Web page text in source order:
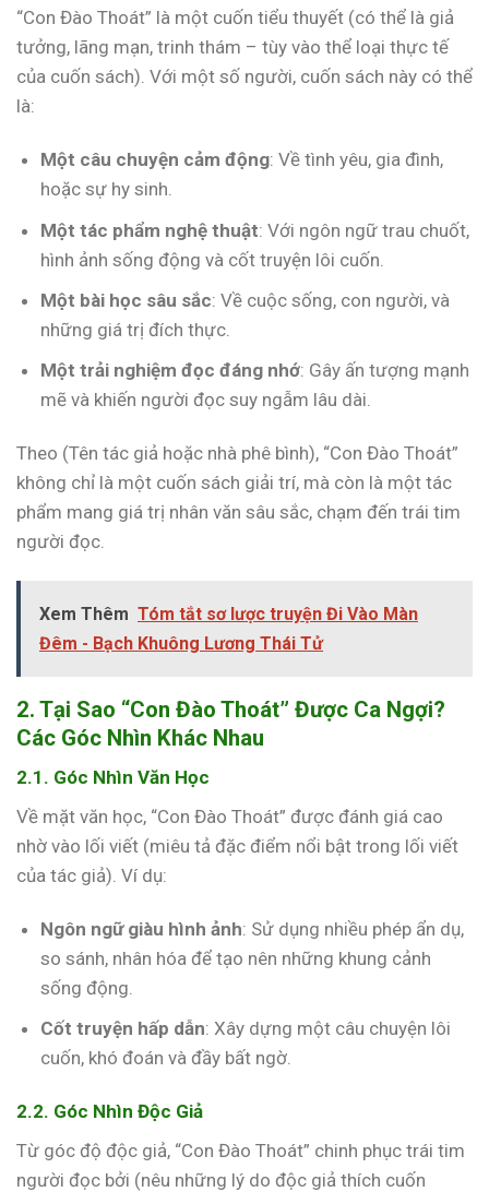
“Con Đào Thoát” là một cuốn tiểu thuyết (có thể là giả
tưởng, lãng mạn, trinh thám – tùy vào thể loại thực tế
của cuốn sách). Với một số người, cuốn sách này có thể
là:
Một câu chuyện cảm động: Về tình yêu, gia đình,
hoặc sự hy sinh.
Một tác phẩm nghệ thuật: Với ngôn ngữ trau chuốt,
hình ảnh sống động và cốt truyện lôi cuốn.
Một bài học sâu sắc: Về cuộc sống, con người, và
những giá trị đích thực.
Một trải nghiệm đọc đáng nhớ: Gây ấn tượng mạnh
mẽ và khiến người đọc suy ngẫm lâu dài.
Theo (Tên tác giả hoặc nhà phê bình), “Con Đào Thoát”
không chỉ là một cuốn sách giải trí, mà còn là một tác
phẩm mang giá trị nhân văn sâu sắc, chạm đến trái tim
người đọc.
Xem Thêm Tóm tắt sơ lược truyện Đi Vào Màn
Đêm - Bạch Khuông Lương Thái Tử
2. Tại Sao “Con Đào Thoát” Được Ca Ngợi?
Các Góc Nhìn Khác Nhau
2.1. Góc Nhìn Văn Học
Về mặt văn học, “Con Đào Thoát” được đánh giá cao
nhờ vào lối viết (miêu tả đặc điểm nổi bật trong lối viết
của tác giả). Ví dụ:
Ngôn ngữ giàu hình ảnh: Sử dụng nhiều phép ẩn dụ,
so sánh, nhân hóa để tạo nên những khung cảnh
sống động.
Cốt truyện hấp dẫn: Xây dựng một câu chuyện lôi
cuốn, khó đoán và đầy bất ngờ.
2.2. Góc Nhìn Độc Giả
Từ góc độ độc giả, “Con Đào Thoát” chinh phục trái tim
người đọc bởi (nêu những lý do độc giả thích cuốn